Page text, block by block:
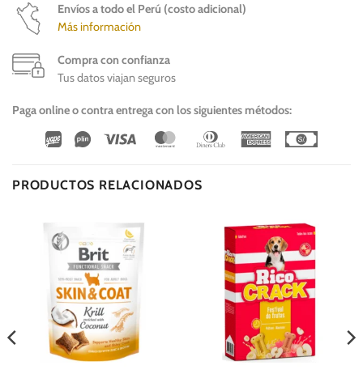
Envíos a todo el Perú (costo adicional)
Más información
Compra con confianza
Tus datos viajan seguros
Paga online o contra entrega con los siguientes métodos:
Wirecard
Vipps Visa MasterCardDinners
American
PRODUCTOS RELACIONADOS